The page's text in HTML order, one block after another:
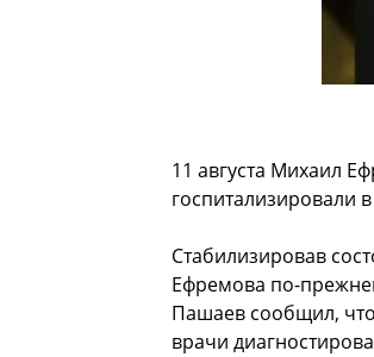
11 августа Михаил
госпитализировали
Стабилизировав
Ефремова по-
Пашаев сообщил,
врачи